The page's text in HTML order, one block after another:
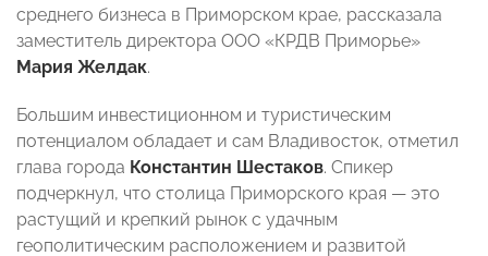
среднего бизнеса в Приморском крае, рассказала
заместитель директора ООО «КРДВ Приморье»
Мария Желдак.
Большим инвестиционном и туристическим
потенциалом обладает и сам Владивосток, отметил
глава города Константин Шестаков. Спикер
подчеркнул, что столица Приморского края — это
растущий и крепкий рынок с удачным
геополитическим расположением и развитой